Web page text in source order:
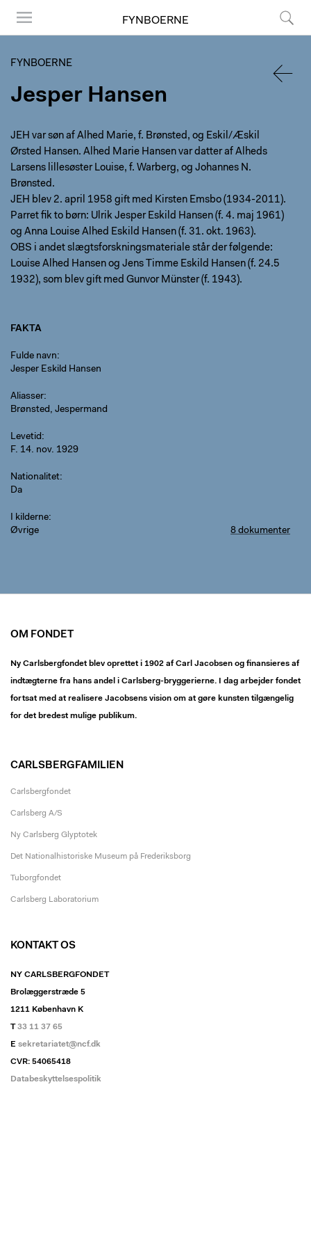
FYNBOERNE
FYNBOERNE
Jesper Hansen
JEH var søn af Alhed Marie, f. Brønsted, og Eskil/Æskil
Ørsted Hansen. Alhed Marie Hansen var datter af Alheds
Larsens lillesøster Louise, f. Warberg, og Johannes N.
Brønsted.
JEH blev 2. april 1958 gift med Kirsten Emsbo (1934-2011).
Parret fik to børn: Ulrik Jesper Eskild Hansen (f. 4. maj 1961)
og Anna Louise Alhed Eskild Hansen (f. 31. okt. 1963).
OBS i andet slægtsforskningsmateriale står der følgende:
Louise Alhed Hansen og Jens Timme Eskild Hansen (f. 24.5
1932), som blev gift med Gunvor Münster (f. 1943).
FAKTA
Fulde navn
Jesper Eskild Hansen
Aliasser
Brønsted, Jespermand
Levetid
F. 14. nov. 1929
Nationalitet
Da
I kilderne
Øvrige
8 dokumenter
OM FONDET
Ny Carlsbergfondet blev oprettet i 1902 af Carl Jacobsen og finansieres af
indtægterne fra hans andel i Carlsberg-bryggerierne. I dag arbejder fondet
fortsat med at realisere Jacobsens vision om at gøre kunsten tilgængelig
for det bredest mulige publikum.
CARLSBERGFAMILIEN
Carlsbergfondet
Carlsberg A/S
Ny Carlsberg Glyptotek
Det Nationalhistoriske Museum på Frederiksborg
Tuborgfondet
Carlsberg Laboratorium
KONTAKT OS
NY CARLSBERGFONDET
Brolæggerstræde 5
1211 København K
T33 11 37 65
E sekretariatet@ncf.dk
CVR: 54065418
Databeskyttelsespolitik